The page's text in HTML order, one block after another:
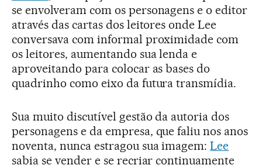
se envolveram com os personagens e o editor
através das cartas dos leitores onde Lee
conversava com informal proximidade com
os leitores, aumentando sua lenda e
aproveitando para colocar as bases do
quadrinho como eixo da futura transmídia.
Sua muito discutível gestão da autoria dos
personagens e da empresa, que faliu nos anos
noventa, nunca estragou sua imagem:Lee
sabia se vender e se recriar continuamente